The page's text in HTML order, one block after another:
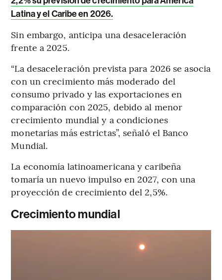
Latina y el Caribe en 2026.
Sin embargo, anticipa una desaceleración
frente a 2025.
“La desaceleración prevista para 2026 se asocia
con un crecimiento más moderado del
consumo privado y las exportaciones en
comparación con 2025, debido al menor
crecimiento mundial y a condiciones
monetarias más estrictas”, señaló el Banco
Mundial.
La economía latinoamericana y caribeña
tomaría un nuevo impulso en 2027, con una
proyección de crecimiento del 2,5%.
Crecimiento mundial